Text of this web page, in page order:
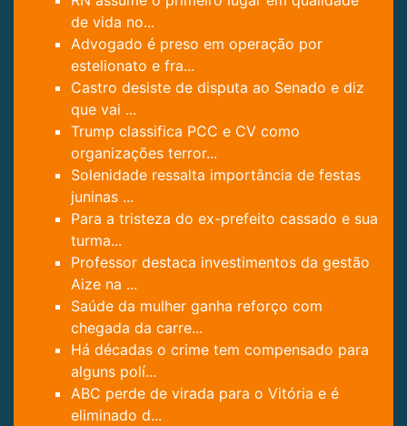
de vida no...
Advogado é preso em operação por
estelionato e fra...
Castro desiste de disputa ao Senado e diz
que vai ...
Trump classifica PCC e CV como
organizações terror...
Solenidade ressalta importância de festas
juninas ...
Para a tristeza do ex-prefeito cassado e sua
turma...
Professor destaca investimentos da gestão
Aize na ...
Saúde da mulher ganha reforço com
chegada da carre...
Há décadas o crime tem compensado para
alguns polí...
ABC perde de virada para o Vitória e é
eliminado d...